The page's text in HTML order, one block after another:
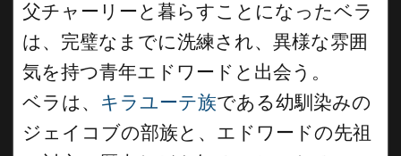
父チャーリーと暮らすことになったベラ
は、完璧なまでに洗練され、異様な雰囲
気を持つ青年エドワードと出会う。
ベラは、 キラユーテ族である幼馴染みの
ジェイコブの部族と、エドワードの先祖